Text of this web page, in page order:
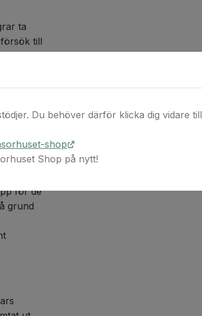
ta
till
att
att vi
eller
för de
grund
Du behöver därför klicka dig vidare till
shop
Shop på nytt!